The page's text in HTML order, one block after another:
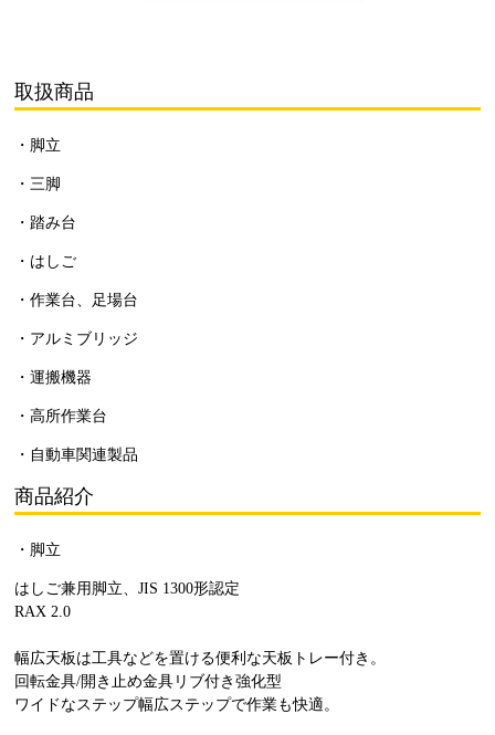
取扱商品
・脚立
・三脚
・踏み台
・はしご
・作業台、足場台
・アルミブリッジ
・運搬機器
・高所作業台
・自動車関連製品
商品紹介
・脚立
はしご兼用脚立、JIS 1300形認定
RAX 2.0
幅広天板は工具などを置ける便利な天板トレー付き。
回転金具/開き止め金具リブ付き強化型
ワイドなステップ幅広ステップで作業も快適。